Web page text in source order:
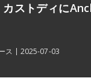
カストディに
ス 2025-07-03